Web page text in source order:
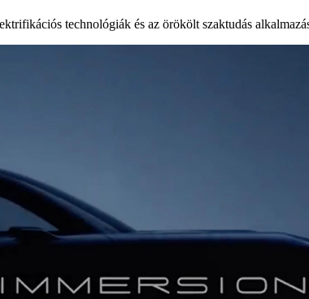
technológiák és az örökölt szaktudás